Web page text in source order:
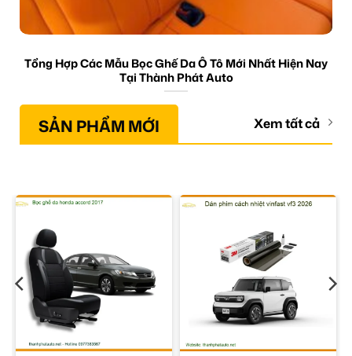
Tổng Hợp Các Mẫu Bọc Ghế Da Ô Tô Mới Nhất Hiện Nay
Tại Thành Phát Auto
SẢN PHẨM MỚI Xem tất cả